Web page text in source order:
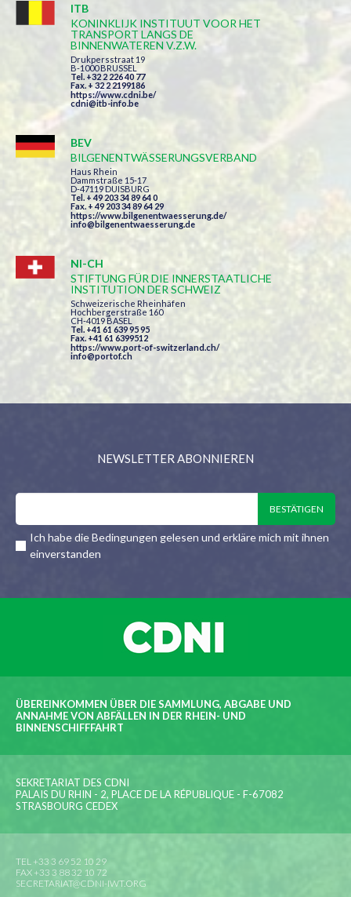
ITB
KONINKLIJK INSTITUUT VOOR HET
TRANSPORT LANGS DE
BINNENWATEREN V.Z.W.
Drukpersstraat 19
B-1000 BRUSSEL
Tel. +32 2 226 40 77
Fax. + 32 2 2199186
https://www.cdni.be/
cdni@itb-info.be
BEV
BILGENENTWÄSSERUNGSVERBAND
Haus Rhein
Dammstraße 15-17
D-47119 DUISBURG
Tel. + 49 203 34 89 64 0
Fax. + 49 203 34 89 64 29
https://www.bilgenentwaesserung.de/
info@bilgenentwaesserung.de
NI-CH
STIFTUNG FÜR DIE INNERSTAATLICHE
INSTITUTION DER SCHWEIZ
Schweizerische Rheinhäfen
Hochbergerstraße 160
CH-4019 BASEL
Tel. +41 61 639 95 95
Fax. +41 61 6399512
https://www.port-of-switzerland.ch/
info@portof.ch
NEWSLETTER ABONNIEREN
Ich habe die Bedingungen gelesen und erkläre mich mit ihnen
einverstanden
ÜBEREINKOMMEN ÜBER DIE SAMMLUNG, ABGABE UND
ANNAHME VON ABFÄLLEN IN DER RHEIN- UND
BINNENSCHIFFFAHRT
SEKRETARIAT DES CDNI
PALAIS DU RHIN - 2, PLACE DE LA RÉPUBLIQUE - F-67082
STRASBOURG CEDEX
TEL +33 3 69 52 10 29
FAX +33 3 88 32 10 72
SECRETARIAT@CDNI-IWT.ORG